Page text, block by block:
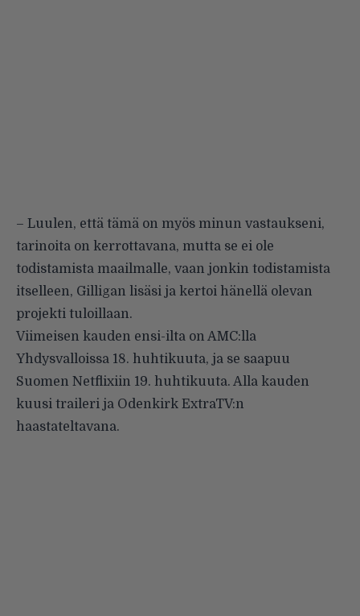
– Luulen, että tämä on myös minun vastaukseni,
tarinoita on kerrottavana, mutta se ei ole
todistamista maailmalle, vaan jonkin todistamista
itselleen, Gilligan lisäsi ja kertoi hänellä olevan
projekti tuloillaan.
Viimeisen kauden ensi-ilta on AMC:lla
Yhdysvalloissa 18. huhtikuuta, ja se saapuu
Suomen Netflixiin 19. huhtikuuta. Alla kauden
kuusi traileri ja Odenkirk ExtraTV:n
haastateltavana.